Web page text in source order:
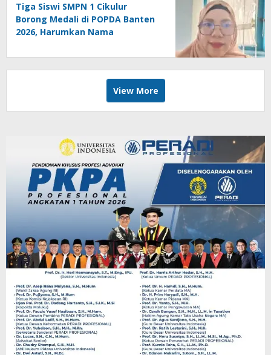
Tiga Siswi SMPN 1 Cikulur
Borong Medali di POPDA Banten
2026, Harumkan Nama
View More